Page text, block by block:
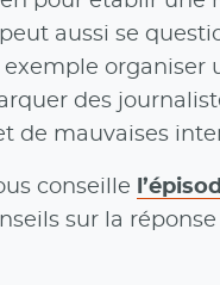
aussi se
des
de mauvaises
conseille
sur la